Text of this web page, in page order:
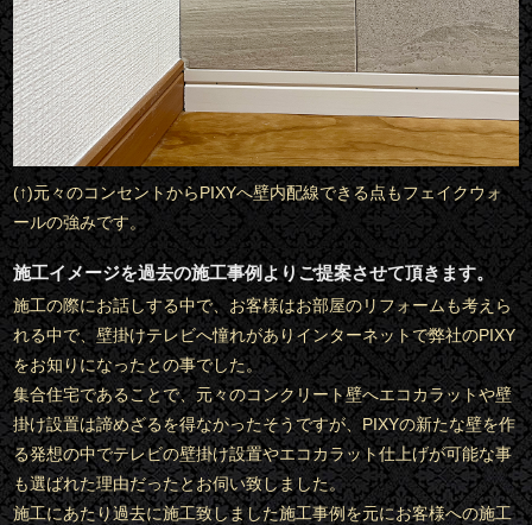
(↑)元々のコンセントからPIXYへ壁内配線できる点もフェイクウォ
ールの強みです。
施工イメージを過去の施工事例よりご提案させて頂きます。
施工の際にお話しする中で、お客様はお部屋のリフォームも考えら
れる中で、壁掛けテレビへ憧れがありインターネットで弊社のPIXY
をお知りになったとの事でした。
集合住宅であることで、元々のコンクリート壁へエコカラットや壁
掛け設置は諦めざるを得なかったそうですが、PIXYの新たな壁を作
る発想の中でテレビの壁掛け設置やエコカラット仕上げが可能な事
も選ばれた理由だったとお伺い致しました。
施工にあたり過去に施工致しました施工事例を元にお客様への施工